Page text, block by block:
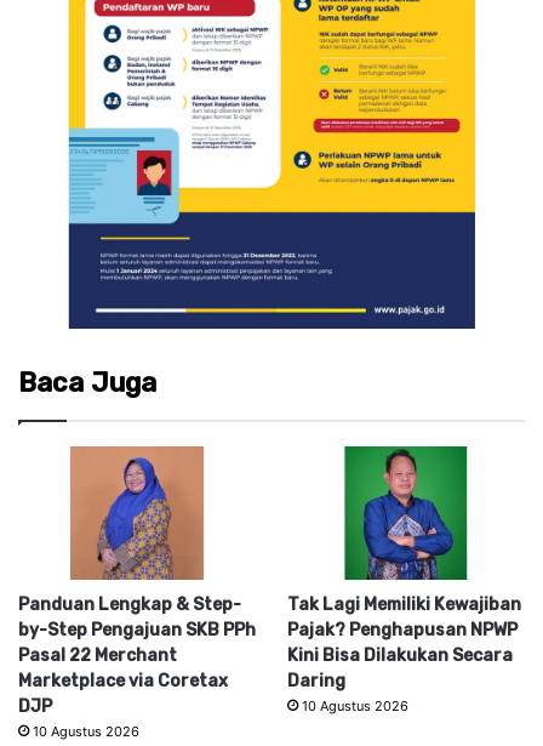
Baca Juga
Panduan Lengkap & Step-
by-Step Pengajuan SKB PPh
Pasal 22 Merchant
Marketplace via Coretax
DJP
10 Agustus 2026
Tak Lagi Memiliki Kewajiban
Pajak? Penghapusan NPWP
Kini Bisa Dilakukan Secara
Daring
10 Agustus 2026